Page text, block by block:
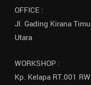
OFFICE :
Jl. Gading Kirana
Utara
WORKSHOP :
Kp. Kelapa RT.001